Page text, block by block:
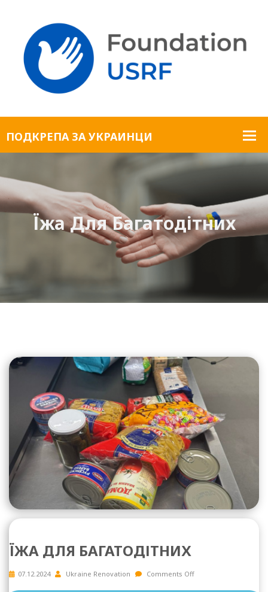
Їжа Для Багатодітних
ЇЖА ДЛЯ БАГАТОДІТНИХ
07.12.2024 Ukraine Renovation Comments Off